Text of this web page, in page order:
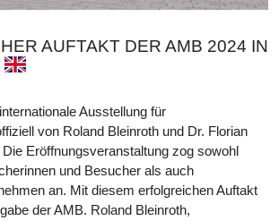
AUFTAKT DER AMB 2024 IN
Ausstellung für
von Roland Bleinroth und Dr. Florian
Eröffnungsveranstaltung zog sowohl
und Besucher als auch
an. Mit diesem erfolgreichen Auftakt
der AMB. Roland Bleinroth,